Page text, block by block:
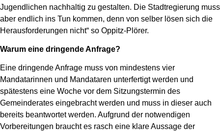
Jugendlichen nachhaltig zu gestalten. Die Stadtregierung muss
aber endlich ins Tun kommen, denn von selber lösen sich die
Herausforderungen nicht“ so Oppitz-Plörer.
Warum eine dringende Anfrage?
Eine dringende Anfrage muss von mindestens vier
Mandatarinnen und Mandataren unterfertigt werden und
spätestens eine Woche vor dem Sitzungstermin des
Gemeinderates eingebracht werden und muss in dieser auch
bereits beantwortet werden. Aufgrund der notwendigen
Vorbereitungen braucht es rasch eine klare Aussage der